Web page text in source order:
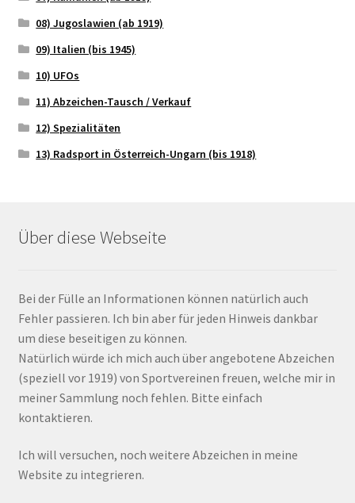
08) Jugoslawien (ab 1919)
09) Italien (bis 1945)
10) UFOs
11) Abzeichen-Tausch / Verkauf
12) Spezialitäten
13) Radsport in Österreich-Ungarn (bis 1918)
Über diese Webseite
Bei der Fülle an Informationen können natürlich auch
Fehler passieren. Ich bin aber für jeden Hinweis dankbar
um diese beseitigen zu können.
Natürlich würde ich mich auch über angebotene Abzeichen
(speziell vor 1919) von Sportvereinen freuen, welche mir in
meiner Sammlung noch fehlen. Bitte einfach
kontaktieren.
Ich will versuchen, noch weitere Abzeichen in meine
Website zu integrieren.